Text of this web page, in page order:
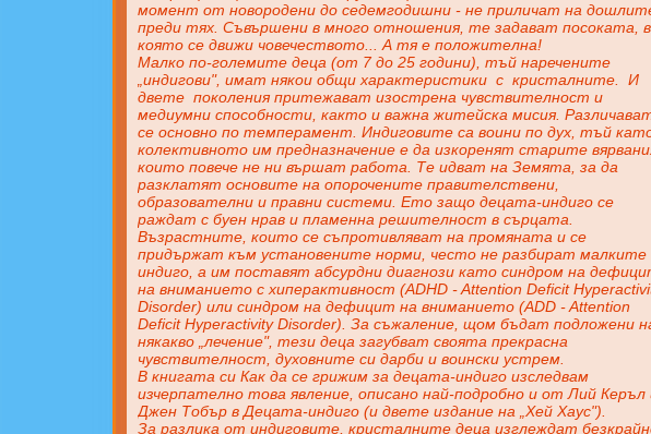
момент от новородени до седемгодишни - не приличат на
преди тях. Съвършени в много отношения, те задават посоката, в
която се движи човечеството... А тя е положителна!
Малко по-големите деца (от 7 до 25 години), тъй наречените
„индигови", имат някои общи характеристики с кристалните.
И
двете поколения притежават изострена чувствителност и
медиумни способности, както и важна житейска мисия.
се основно по темперамент. Индиговите са воини по дух, тъй
колективното им предназначение е да изкоренят старите
които повече не ни вършат работа. Те идват на Земята, за да
разклатят основите на опорочените правителствени,
образователни и правни системи. Ето защо децата-индиго се
раждат с буен нрав и пламенна решителност в сърцата.
Възрастните, които се съпротивляват на промяната и се
придържат към установените норми, често не разбират малките
индиго, а им поставят абсурдни диагнози като синдром на
на вниманието с хиперактивност (ADHD - Attention Deficit
Disorder) или синдром на дефицит на вниманието (ADD - Attention
Deficit Hyperactivity Disorder). За съжаление, щом бъдат подложени
някакво „лечение", тези деца загубват своята прекрасна
чувствителност, духовните си дарби и воински устрем.
В книгата си Как да се грижим за децата-индиго изследвам
изчерпателно това явление, описано най-подробно и от Лий Керъл
Джен Тобър в Децата-индиго (и двете издание на „Хей Хаус").
За разлика от индиговите, кристалните деца изглеждат